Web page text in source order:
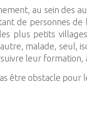
au sein des
de personnes de
plus petits
malade, seul,
leur formation,
être obstacle pour